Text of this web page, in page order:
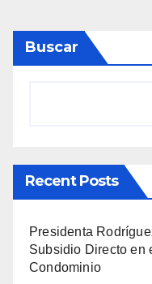
Buscar
Recent Posts
Presidenta
Subsidio Directo en
Condominio